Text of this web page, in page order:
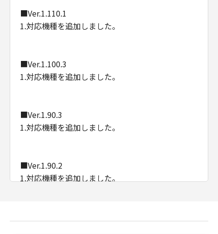
■Ver.1.110.1
1.対応機種を追加しました。
■Ver.1.100.3
1.対応機種を追加しました。
■Ver.1.90.3
1.対応機種を追加しました。
■Ver.1.90.2
1.対応機種を追加しました。